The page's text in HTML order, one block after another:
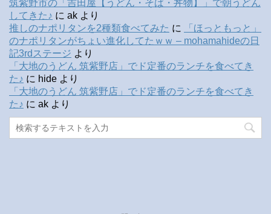
筑紫野市の「吉田屋【うどん・そば・丼物】」で朝うどん
してきた♪ に ak より
推しのナポリタンを2種類食べてみた に
「ほっともっと」
のナポリタンがちょい進化してたｗｗ – mohamahideの日
記3rdステージ より
「大地のうどん 筑紫野店」でド定番のランチを食べてき
た♪ に hide より
「大地のうどん 筑紫野店」でド定番のランチを食べてき
た♪ に ak より